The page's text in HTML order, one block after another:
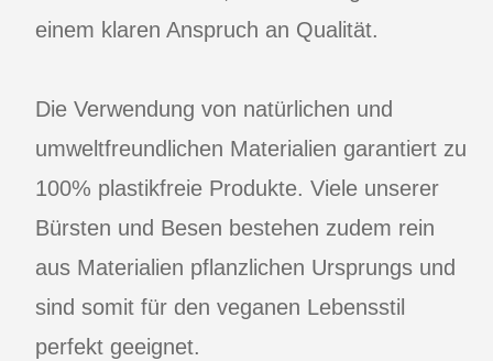
einem klaren Anspruch an Qualität.
Die Verwendung von natürlichen und
umweltfreundlichen Materialien garantiert zu
100% plastikfreie Produkte. Viele unserer
Bürsten und Besen bestehen zudem rein
aus Materialien pflanzlichen Ursprungs und
sind somit für den veganen Lebensstil
perfekt geeignet.